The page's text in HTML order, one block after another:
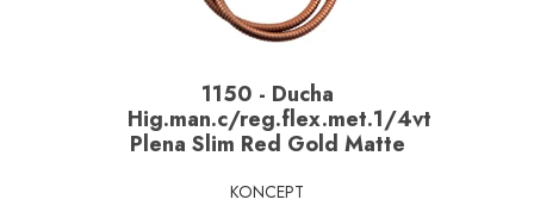
1150 - Ducha
Hig.man.c/reg.flex.met.1/4vt
Plena Slim Red Gold Matte
KONCEPT